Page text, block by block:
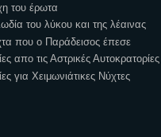
του έρωτα
του λύκου και της λέαινας
που ο Παράδεισος έπεσε
απο τις Αστρικές Αυτοκρατορίες
για Χειμωνιάτικες Νύχτες